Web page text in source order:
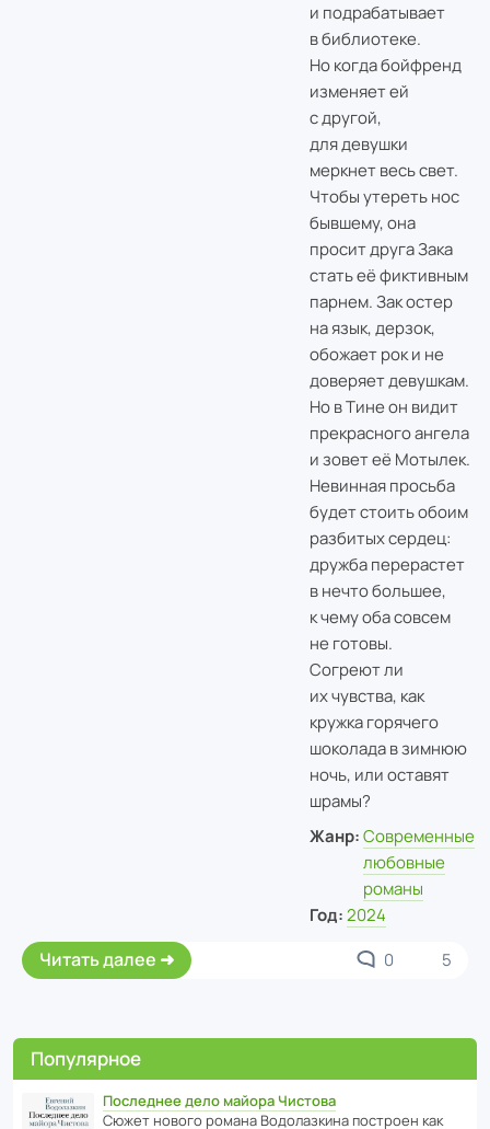
и подрабатывает
в библиотеке.
Но когда бойфренд
изменяет ей
с другой,
для девушки
меркнет весь свет.
Чтобы утереть нос
бывшему, она
просит друга Зака
стать её фиктивным
парнем. Зак остер
на язык, дерзок,
обожает рок и не
доверяет девушкам.
Но в Тине он видит
прекрасного ангела
и зовет её Мотылек.
Невинная просьба
будет стоить обоим
разбитых сердец:
дружба перерастет
в нечто большее,
к чему оба совсем
не готовы.
Согреют ли
их чувства, как
кружка горячего
шоколада в зимнюю
ночь, или оставят
шрамы?
Жанр: Современные
любовные
романы
Год: 2024
Читать далее 0 5
Популярное
Последнее дело майора Чистова
Сюжет нового романа Водо­ла­з­кина пост­роен как